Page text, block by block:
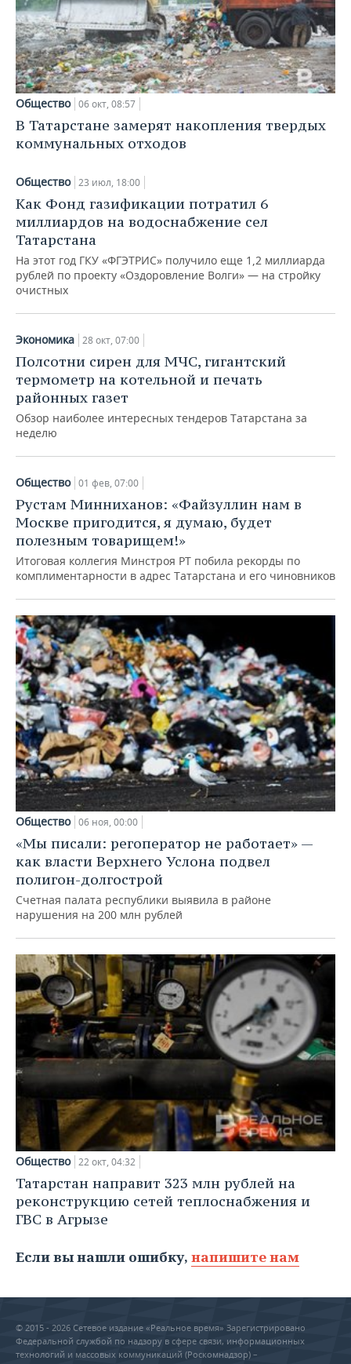
Общество 06 окт, 08:57
В Татарстане замерят накопления твердых
коммунальных отходов
Общество 23 июл, 18:00
Как Фонд газификации потратил 6
миллиардов на водоснабжение сел
Татарстана
На этот год ГКУ «ФГЭТРИС» получило еще 1,2 миллиарда
рублей по проекту «Оздоровление Волги» — на стройку
очистных
Экономика 28 окт, 07:00
Полсотни сирен для МЧС, гигантский
термометр на котельной и печать
районных газет
Обзор наиболее интересных тендеров Татарстана за
неделю
Общество 01 фев, 07:00
Рустам Минниханов: «Файзуллин нам в
Москве пригодится, я думаю, будет
полезным товарищем!»
Итоговая коллегия Минстроя РТ побила рекорды по
комплиментарности в адрес Татарстана и его чиновников
Общество 06 ноя, 00:00
«Мы писали: регоператор не работает» —
как власти Верхнего Услона подвел
полигон-долгострой
Счетная палата республики выявила в районе
нарушения на 200 млн рублей
Общество 22 окт, 04:32
Татарстан направит 323 млн рублей на
реконструкцию сетей теплоснабжения и
ГВС в Агрызе
Если вы нашли ошибку, напишите нам
© 2015 - 2026 Сетевое издание «Реальное время» Зарегистрировано
Федеральной службой по надзору в сфере связи, информационных
технологий и массовых коммуникаций (Роскомнадзор) –